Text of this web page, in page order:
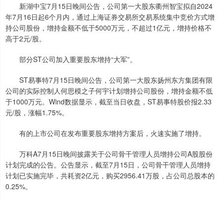
新湖中宝7月15日晚间公告，公司第一大股东衢州智宝拟自2024
年7月16日起6个月内，通过上海证券交易所交易系统集中竞价方式增
持公司股份，增持金额不低于5000万元，不超过1亿元，增持价格不
高于2元/股。
部分ST公司加入重要股东增持“大军”。
ST易事特7月15日晚间公告，公司第一大股东扬州东方集团有限
公司的实际控制人何思模之子何宇计划增持公司股份，增持金额不低
于1000万元。Wind数据显示，截至当日收盘，ST易事特股价报2.33
元/股，涨幅1.75%。
有的上市公司在发布重要股东增持方案后，火速实施了增持。
万科A7月15日晚间披露关于公司骨干管理人员增持公司A股股份
计划完成的公告。公告显示，截至7月15日，公司骨干管理人员增持
计划已实施完毕，共耗资2亿元，购买2956.41万股，占公司总股本的
0.25%。